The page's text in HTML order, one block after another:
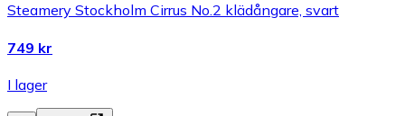
Steamery Stockholm Cirrus No.2 klädångare, svart
749 kr
I lager